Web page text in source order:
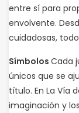
entre sí para
envolvente.
cuidadosas,
Símbolos Cada
únicos que se
título. En La Vía
imaginación y